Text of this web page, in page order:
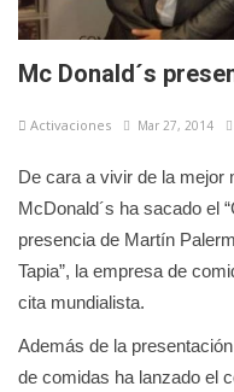
Mc Donald´s
Activaciones Mar 27, 2014
De cara a vivir de la mejor
McDonald´s ha sacado el
presencia de Martín
Tapia”, la empresa de
cita mundialista.
Además de la
de comidas ha lanzado el